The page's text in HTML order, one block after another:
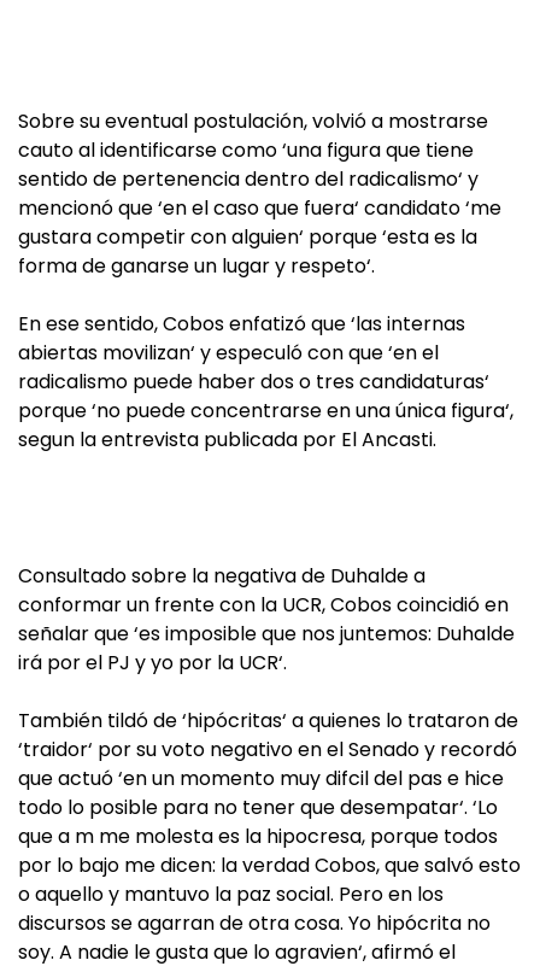
Sobre su eventual postulación, volvió a mostrarse
cauto al identificarse como ‘una figura que tiene
sentido de pertenencia dentro del radicalismo‘ y
mencionó que ‘en el caso que fuera‘ candidato ‘me
gustara competir con alguien‘ porque ‘esta es la
forma de ganarse un lugar y respeto‘.
En ese sentido, Cobos enfatizó que ‘las internas
abiertas movilizan‘ y especuló con que ‘en el
radicalismo puede haber dos o tres candidaturas‘
porque ‘no puede concentrarse en una única figura‘,
segun la entrevista publicada por El Ancasti.
Consultado sobre la negativa de Duhalde a
conformar un frente con la UCR, Cobos coincidió en
señalar que ‘es imposible que nos juntemos: Duhalde
irá por el PJ y yo por la UCR‘.
También tildó de ‘hipócritas‘ a quienes lo trataron de
‘traidor‘ por su voto negativo en el Senado y recordó
que actuó ‘en un momento muy difcil del pas e hice
todo lo posible para no tener que desempatar‘. ‘Lo
que a m me molesta es la hipocresa, porque todos
por lo bajo me dicen: la verdad Cobos, que salvó esto
o aquello y mantuvo la paz social. Pero en los
discursos se agarran de otra cosa. Yo hipócrita no
soy. A nadie le gusta que lo agravien‘, afirmó el